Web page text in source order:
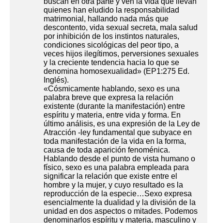
quienes han eludido la responsabilidad
matrimonial, hallando nada más que
descontento, vida sexual secreta, mala salud
por inhibición de los instintos naturales,
condiciones sicológicas del peor tipo, a
veces hijos ilegítimos, perversiones sexuales
y la creciente tendencia hacia lo que se
denomina homosexualidad» (EP1:275 Ed.
Inglés).
«Cósmicamente hablando, sexo es una
palabra breve que expresa la relación
existente (durante la manifestación) entre
espíritu y materia, entre vida y forma. En
último análisis, es una expresión de la Ley de
Atracción -ley fundamental que subyace en
toda manifestación de la vida en la forma,
causa de toda aparición fenoménica.
Hablando desde el punto de vista humano o
físico, sexo es una palabra empleada para
significar la relación que existe entre el
hombre y la mujer, y cuyo resultado es la
reproducción de la especie…Sexo expresa
esencialmente la dualidad y la división de la
unidad en dos aspectos o mitades. Podemos
denominarlos espíritu y materia, masculino y